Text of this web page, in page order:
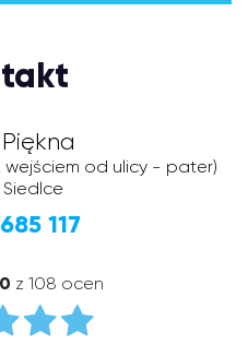
wejściem od ulicy - pater)
Siedlce
117
z 108 ocen